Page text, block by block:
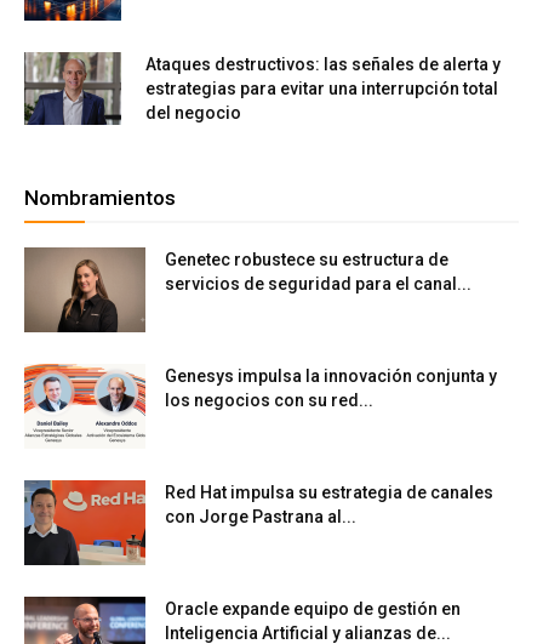
Ataques destructivos: las señales de alerta y
estrategias para evitar una interrupción total
del negocio
Nombramientos
Genetec robustece su estructura de
servicios de seguridad para el canal...
Genesys impulsa la innovación conjunta y
los negocios con su red...
Red Hat impulsa su estrategia de canales
con Jorge Pastrana al...
Oracle expande equipo de gestión en
Inteligencia Artificial y alianzas de...